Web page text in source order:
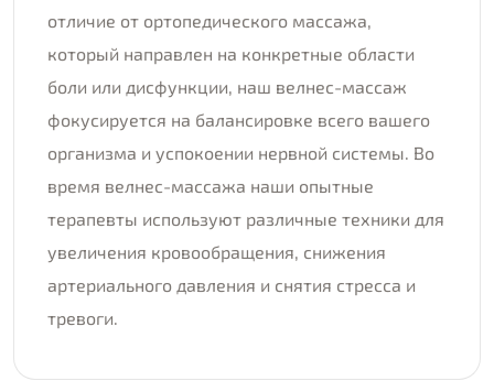
отличие от ортопедического массажа,
который направлен на конкретные области
боли или дисфункции, наш велнес-массаж
фокусируется на балансировке всего вашего
организма и успокоении нервной системы. Во
время велнес-массажа наши опытные
терапевты используют различные техники для
увеличения кровообращения, снижения
артериального давления и снятия стресса и
тревоги.